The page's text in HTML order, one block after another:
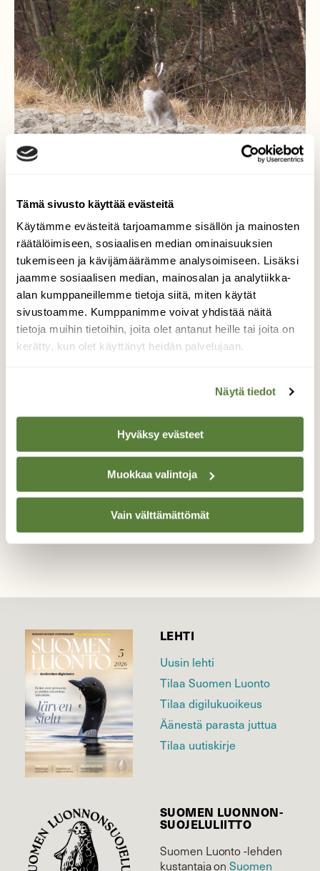
Tämä sivusto käyttää evästeitä
Käytämme evästeitä tarjoamamme sisällön ja mainosten
räätälöimiseen, sosiaalisen median ominaisuuksien
tukemiseen ja kävijämäärämme analysoimiseen. Lisäksi
jaamme sosiaalisen median, mainosalan ja analytiikka-
alan kumppaneillemme tietoja siitä, miten käytät
sivustoamme. Kumppanimme voivat yhdistää näitä
tietoja muihin tietoihin, joita olet antanut heille tai joita on
kerätty, kun olet käyttänyt heidän palvelujaan.
Näytä tiedot
Hyväksy evästeet
Muokkaa valintoja
Vain välttämättömät
Metsäjänis
Mökiltä lähdettäessä näimme metsäjänisten
keväthuumaa. Kolme jänistä veti hurjaa
vauhtia ympyrää savipellolla, automme
huomattua jänikset suuntasivat metsän
kätköihin. Tämä jänis tarkkaili vastakkaisella
suojaa värityksellään.
Hammaslahti 30.4.2014
TAKAISIN LISTAAN
LEHTI
Uusin lehti
Tilaa Suomen Luonto
Tilaa digilukuoikeus
Äänestä parasta juttua
Tilaa uutiskirje
SUOMEN LUONNON­
SUOJELU­LIITTO
Suomen Luonto -lehden
kustantaja onSuomen